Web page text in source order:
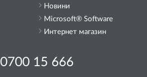
0700 15 666
Новини
Microsoft® Software
Интернет магазин